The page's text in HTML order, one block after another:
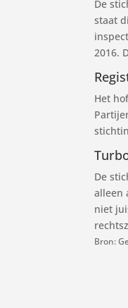
De
staat
2016.
Het
De
alleen
niet
Bron: